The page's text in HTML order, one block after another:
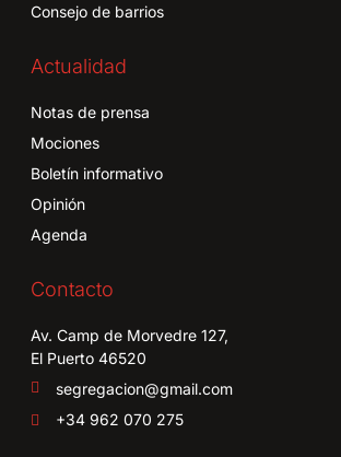
Consejo de barrios
Actualidad
Notas de prensa
Mociones
Boletín informativo
Opinión
Agenda
Contacto
Av. Camp de Morvedre 127,
El Puerto 46520
segregacion@gmail.com
+34 962 070 275